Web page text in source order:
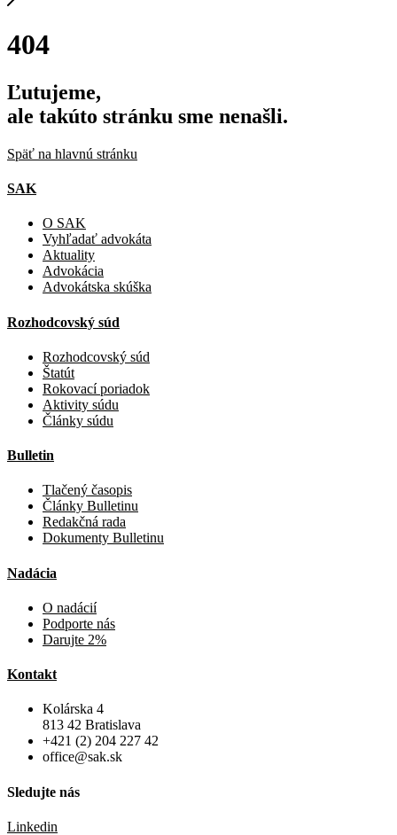
404
Ľutujeme,
ale takúto stránku sme nenašli.
Späť na hlavnú stránku
SAK
O SAK
Vyhľadať advokáta
Aktuality
Advokácia
Advokátska skúška
Rozhodcovský súd
Rozhodcovský súd
Štatút
Rokovací poriadok
Aktivity súdu
Články súdu
Bulletin
Tlačený časopis
Články Bulletinu
Redakčná rada
Dokumenty Bulletinu
Nadácia
O nadácií
Podporte nás
Darujte 2%
Kontakt
Kolárska 4
813 42 Bratislava
+421 (2) 204 227 42
office@sak.sk
Sledujte nás
Linkedin